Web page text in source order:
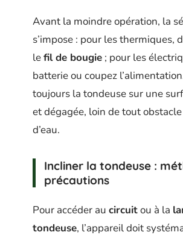
Avant la moindre opération, la
s’impose : pour les thermiques,
lefil de bougie ; pour les
batterie ou coupez
toujours la tondeuse sur une
et dégagée, loin de tout
d’eau.
Incliner la tondeuse :
précautions
Pour accéder au circuitou à la
tondeuse, l’appareil doit